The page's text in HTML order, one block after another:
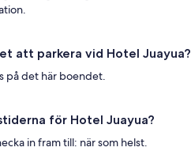
att parkera vid Hotel Juayua?
på det här boendet.
för Hotel Juayua?
in fram till: när som helst.